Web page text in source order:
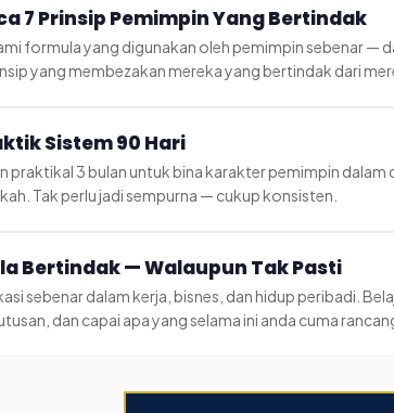
7 Prinsip Pemimpin Yang Bertindak
formula yang digunakan oleh pemimpin sebenar —
yang membezakan mereka yang bertindak dari
Sistem 90 Hari
praktikal 3 bulan untuk bina karakter pemimpin dalam
Tak perlu jadi sempurna — cukup konsisten.
Bertindak — Walaupun Tak Pasti
sebenar dalam kerja, bisnes, dan hidup peribadi.
dan capai apa yang selama ini anda cuma